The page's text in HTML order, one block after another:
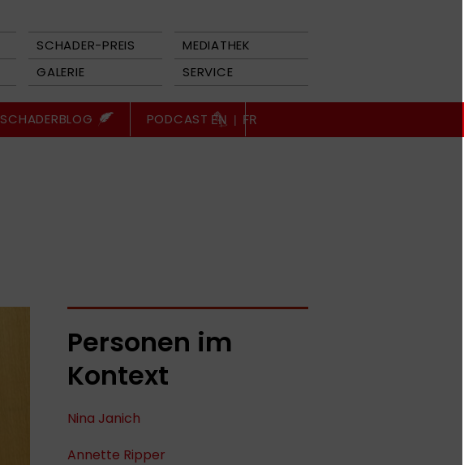
SCHADER-PREIS
MEDIATHEK
GALERIE SERVICE
SCHADERBLOG PODCAST EN | FR
Personen im
Kontext
Nina Janich
Annette Ripper